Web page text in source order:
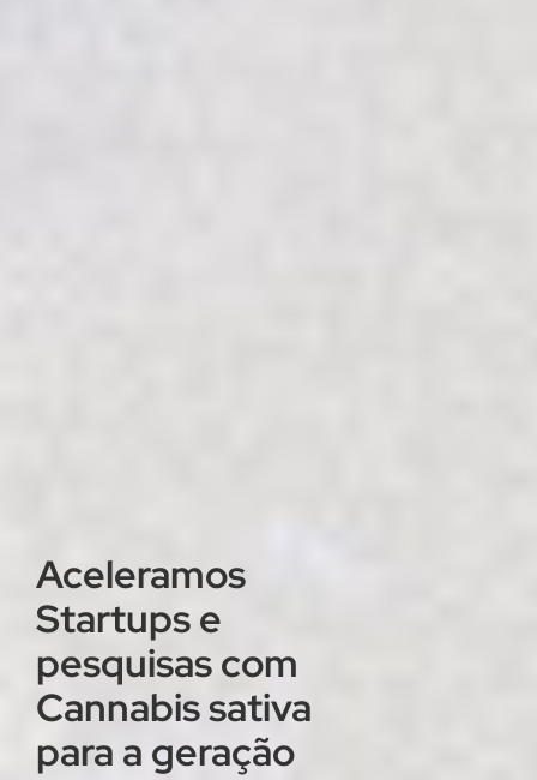
Aceleramos
Startups e
pesquisas com
Cannabis sativa
para a geração